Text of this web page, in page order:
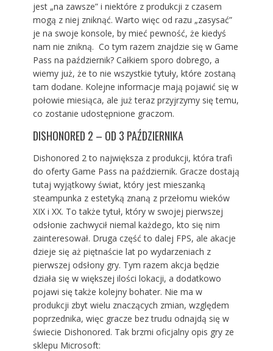
jest „na zawsze” i niektóre z produkcji z czasem
mogą z niej zniknąć. Warto więc od razu „zasysać”
je na swoje konsole, by mieć pewność, że kiedyś
nam nie znikną. Co tym razem znajdzie się w Game
Pass na październik? Całkiem sporo dobrego, a
wiemy już, że to nie wszystkie tytuły, które zostaną
tam dodane. Kolejne informacje mają pojawić się w
połowie miesiąca, ale już teraz przyjrzymy się temu,
co zostanie udostępnione graczom.
DISHONORED 2 – OD 3 PAŹDZIERNIKA
Dishonored 2 to największa z produkcji, która trafi
do oferty Game Pass na październik. Gracze dostają
tutaj wyjątkowy świat, który jest mieszanką
steampunka z estetyką znaną z przełomu wieków
XIX i XX. To także tytuł, który w swojej pierwszej
odsłonie zachwycił niemal każdego, kto się nim
zainteresował. Druga część to dalej FPS, ale akacje
dzieje się aż piętnaście lat po wydarzeniach z
pierwszej odsłony gry. Tym razem akcja będzie
działa się w większej ilości lokacji, a dodatkowo
pojawi się także kolejny bohater. Nie ma w
produkcji zbyt wielu znaczących zmian, względem
poprzednika, więc gracze bez trudu odnajdą się w
świecie Dishonored. Tak brzmi oficjalny opis gry ze
sklepu Microsoft: